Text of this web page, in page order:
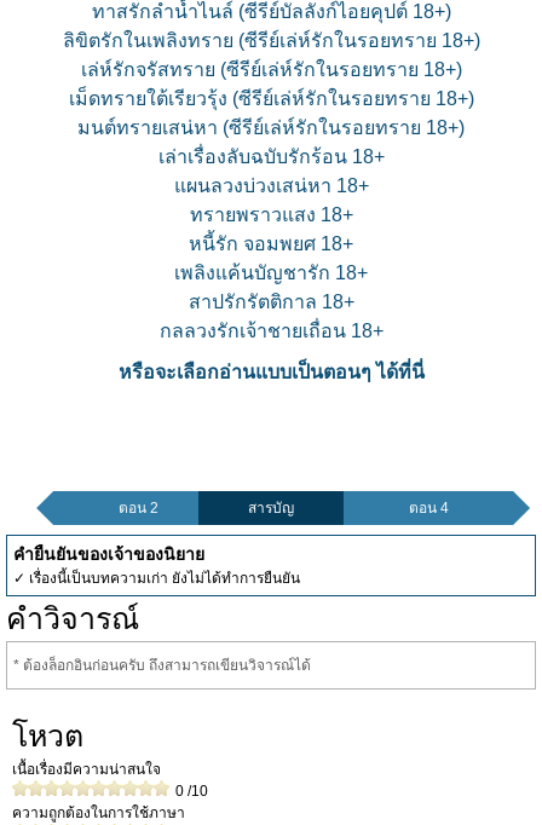
ทาสรักลำน้ำไนล์ (ซีรีย์บัลลังก์ไอยคุปต์ 18+)
ลิขิตรักในเพลิงทราย (ซีรีย์เล่ห์รักในรอยทราย 18+)
เล่ห์รักจรัสทราย (ซีรีย์เล่ห์รักในรอยทราย 18+)
เม็ดทรายใต้เรียวรุ้ง (ซีรีย์เล่ห์รักในรอยทราย 18+)
มนต์ทรายเสน่หา (ซีรีย์เล่ห์รักในรอยทราย 18+)
เล่าเรื่องลับฉบับรักร้อน 18+
แผนลวงบ่วงเสน่หา 18+
ทรายพราวแสง 18+
หนี้รัก จอมพยศ 18+
เพลิงแค้นบัญชารัก 18+
สาปรักรัตติกาล 18+
กลลวงรักเจ้าชายเถื่อน 18+
หรือจะเลือกอ่านแบบเป็นตอนๆ ได้ที่นี่
ตอน 2 สารบัญ ตอน 4
คำยืนยันของเจ้าของนิยาย
✓ เรื่องนี้เป็นบทความเก่า ยังไม่ได้ทำการยืนยัน
คำวิจารณ์
* ต้องล็อกอินก่อนครับ ถึงสามารถเขียนวิจารณ์ได้
โหวต
เนื้อเรื่องมีความน่าสนใจ
0 /10
ความถูกต้องในการใช้ภาษา